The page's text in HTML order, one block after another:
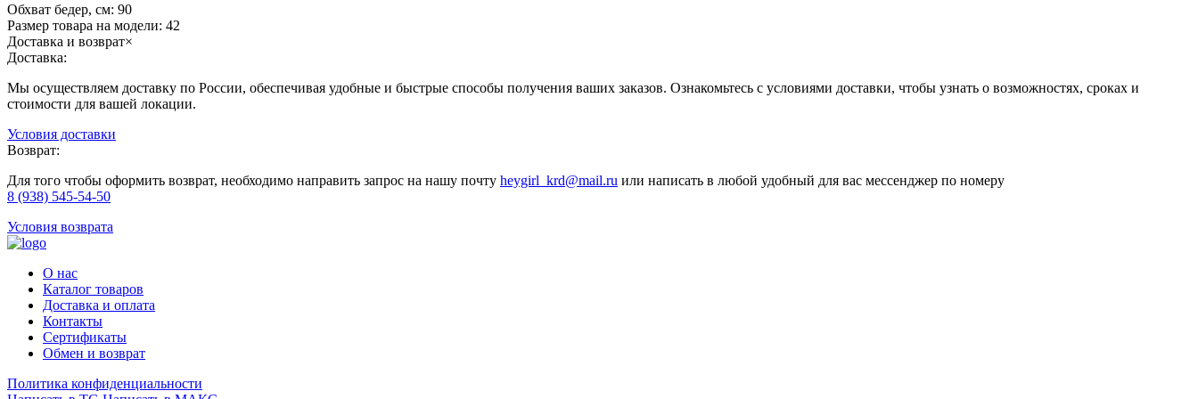
Обхват бедер, см: 90
Размер товара на модели: 42
Доставка и возврат×
Доставка:
Мы осуществляем доставку по России, обеспечивая удобные и быстрые способы получения ваших заказов. Ознакомьтесь с условиями доставки, чтобы узнать о возможностях, сроках и
стоимости для вашей локации.
Условия доставки
Возврат:
Для того чтобы оформить возврат, необходимо направить запрос на нашу почту heygirl_krd@mail.ru или написать в любой удобный для вас мессенджер по номеру
8 (938) 545-54-50
Условия возврата
О нас
Каталог товаров
Доставка и оплата
Контакты
Сертификаты
Обмен и возврат
Политика конфиденциальности